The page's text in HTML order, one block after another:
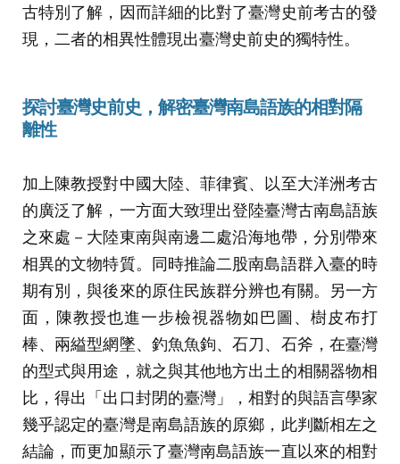
古特別了解，因而詳細的比對了臺灣史前考古的發
現，二者的相異性體現出臺灣史前史的獨特性。
探討臺灣史前史，解密臺灣南島語族的相對隔
離性
加上陳教授對中國大陸、菲律賓、以至大洋洲考古
的廣泛了解，一方面大致理出登陸臺灣古南島語族
之來處－大陸東南與南邊二處沿海地帶，分別帶來
相異的文物特質。同時推論二股南島語群入臺的時
期有別，與後來的原住民族群分辨也有關。另一方
面，陳教授也進一步檢視器物如巴圖、樹皮布打
棒、兩縊型網墜、釣魚魚鉤、石刀、石斧，在臺灣
的型式與用途，就之與其他地方出土的相關器物相
比，得出「出口封閉的臺灣」，相對的與語言學家
幾乎認定的臺灣是南島語族的原鄉，此判斷相左之
結論，而更加顯示了臺灣南島語族一直以來的相對